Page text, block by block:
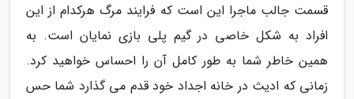
قسمت جالب ماجرا این است که فرایند مرگ هرکدام از این
افراد به شکل خاصی در گیم پلی بازی نمایان است. به
همین خاطر شما به طور کامل آن را احساس خواهید کرد.
زمانی که ادیث در خانه اجداد خود قدم می گذارد شما حس